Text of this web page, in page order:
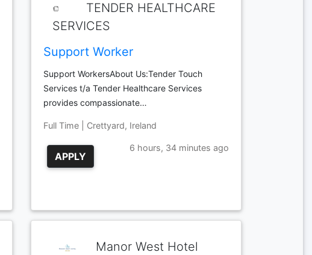
TENDER HEALTHCARE
SERVICES
Support Worker
Support WorkersAbout Us:Tender Touch
Services t/a Tender Healthcare Services
provides compassionate…
Full Time | Crettyard, Ireland
APPLY
6 hours, 34 minutes ago
Manor West Hotel